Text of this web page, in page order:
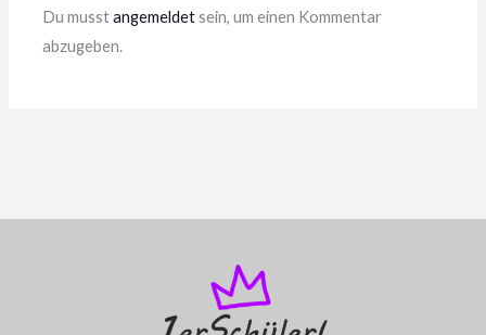
Du musstangemeldetsein, um einen Kommentar
abzugeben.